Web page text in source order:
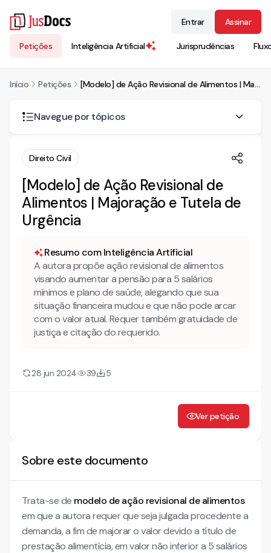
Petições Inteligência Artificial Jurisprudências
Entrar Assinar
Início Petições [Modelo] de Ação Revisional de Alimentos | Majoração e Tutela de Urgência
Navegue por tópicos
AÇÃO REVISIONAL DE ALIMENTOS COM PEDIDO DE TUTELA
DE URGÊNCIA
Do Requerimento de Justiça Gratuita
DO DIREITO
ALTERAÇÃO DO BINÔMIO
Direito Civil
[Modelo] de Ação Revisional de
Alimentos | Majoração e Tutela de
Urgência
Resumo com Inteligência Artificial
A autora propõe ação revisional de alimentos
visando aumentar a pensão para 5 salários
mínimos e plano de saúde, alegando que sua
situação financeira mudou e que não pode arcar
com o valor atual. Requer também gratuidade de
justiça e citação do requerido.
28 jun 2024 39 5
Ver petição
Sobre este documento
Trata-se de modelo de ação revisional de alimentos
em que a autora requer que seja julgada procedente a
demanda, a fim de majorar o valor devido a título de
prestação alimentícia, em valor não inferior a 5 salários